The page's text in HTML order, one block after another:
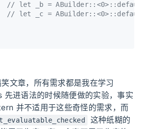
// let _b =
// let _c =
文章，所有需求都是我在学习
进语法的时候随便做的实验，事实
并不适用于这些奇怪的需求，而
这种纸糊的